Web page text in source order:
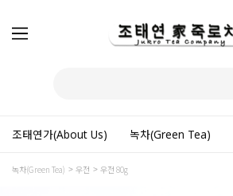
조태연가(About Us) 녹차(Green Tea)
녹차(Green Tea) 우전 우전 80g